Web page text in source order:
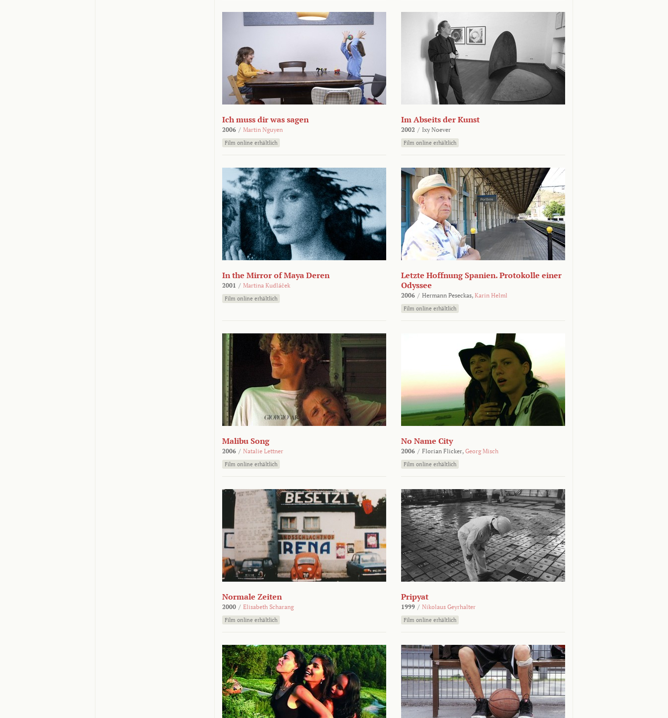
Ich muss dir was sagen
2006 / Martin Nguyen
Film online erhältlich
Im Abseits der Kunst
2002 / Ixy Noever
Film online erhältlich
In the Mirror of Maya Deren
2001 / Martina Kudláček
Film online erhältlich
Letzte Hoffnung Spanien. Protokolle einer
Odyssee
2006 / Hermann Peseckas, Karin Helml
Film online erhältlich
Malibu Song
2006 / Natalie Lettner
Film online erhältlich
No Name City
2006 / Florian Flicker, Georg Misch
Film online erhältlich
Normale Zeiten
2000 / Elisabeth Scharang
Film online erhältlich
Pripyat
1999 / Nikolaus Geyrhalter
Film online erhältlich